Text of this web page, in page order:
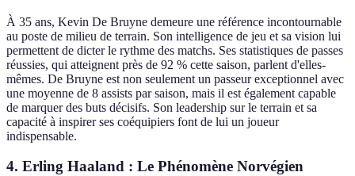
À 35 ans, Kevin De Bruyne demeure une référence incontournable
au poste de milieu de terrain. Son intelligence de jeu et sa vision lui
permettent de dicter le rythme des matchs. Ses statistiques de passes
réussies, qui atteignent près de 92 % cette saison, parlent d'elles-
mêmes. De Bruyne est non seulement un passeur exceptionnel avec
une moyenne de 8 assists par saison, mais il est également capable
de marquer des buts décisifs. Son leadership sur le terrain et sa
capacité à inspirer ses coéquipiers font de lui un joueur
indispensable.
4. Erling Haaland : Le Phénomène Norvégien